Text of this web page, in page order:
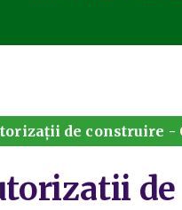
de construire -
de